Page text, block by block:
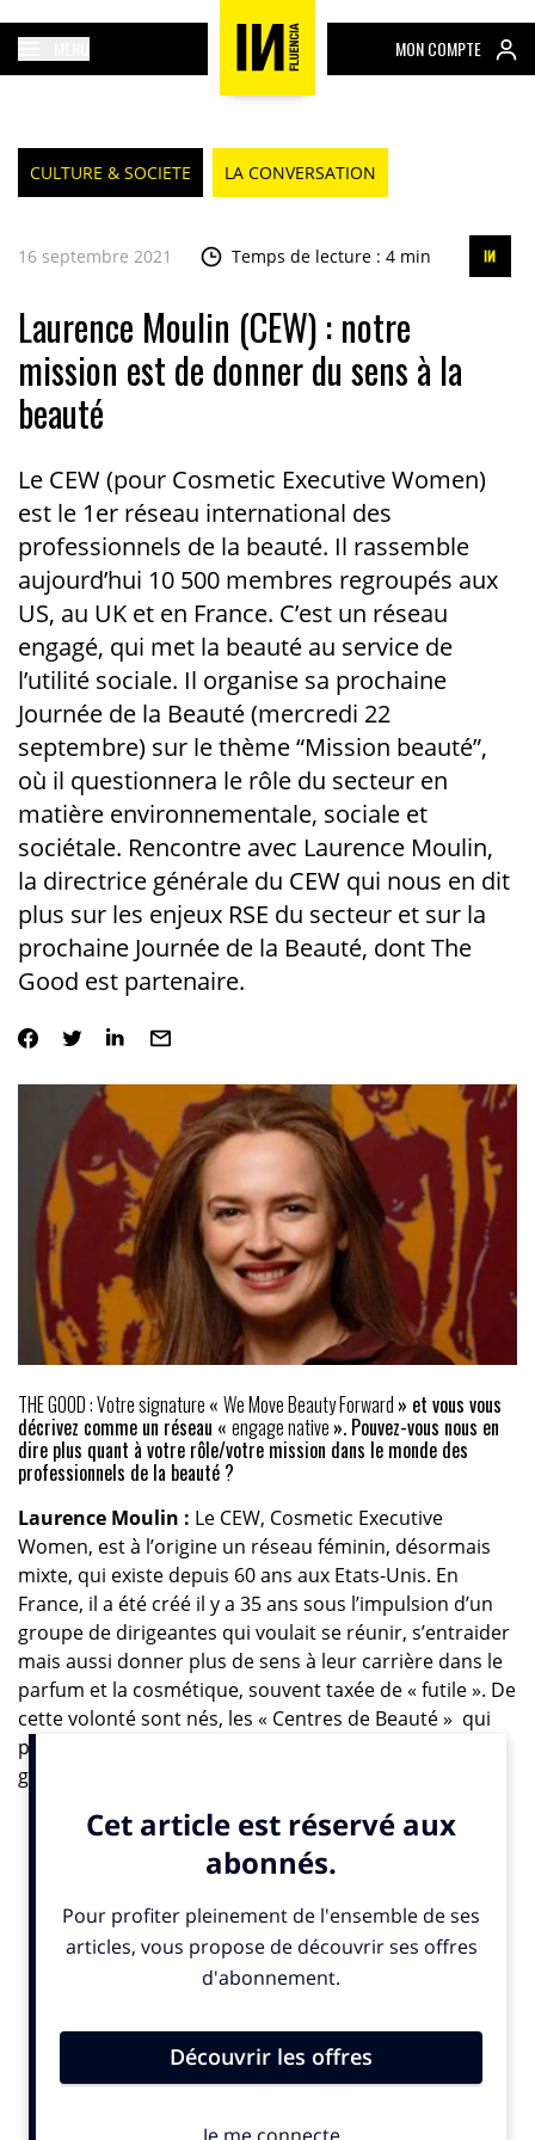
MON COMPTE
CULTURE & SOCIETE LA CONVERSATION
16 septembre 2021 Temps de lecture : 4 min
Laurence Moulin (CEW) : notre
mission est de donner du sens à la
beauté
Le CEW (pour Cosmetic Executive Women)
est le 1er réseau international des
professionnels de la beauté. Il rassemble
aujourd’hui 10 500 membres regroupés aux
US, au UK et en France. C’est un réseau
engagé, qui met la beauté au service de
l’utilité sociale. Il organise sa prochaine
Journée de la Beauté (mercredi 22
septembre) sur le thème “Mission beauté”,
où il questionnera le rôle du secteur en
matière environnementale, sociale et
sociétale. Rencontre avec Laurence Moulin,
la directrice générale du CEW qui nous en dit
plus sur les enjeux RSE du secteur et sur la
prochaine Journée de la Beauté, dont The
Good est partenaire.
THE GOOD : Votre signature « We Move Beauty Forward » et vous vous
décrivez comme un réseau « engage native ». Pouvez-vous nous en
dire plus quant à votre rôle/votre mission dans le monde des
professionnels de la beauté ?
Laurence Moulin : Le CEW, Cosmetic Executive
Women, est à l’origine un réseau féminin, désormais
mixte, qui existe depuis 60 ans aux Etats-Unis. En
France, il a été créé il y a 35 ans sous l’impulsion d’un
groupe de dirigeantes qui voulait se réunir, s’entraider
mais aussi donner plus de sens à leur carrière dans le
parfum et la cosmétique, souvent taxée de « futile ». De
cette volonté sont nés, les « Centres de Beauté » qui
proposent des soins socio-esthétiques individuels
gratuits aux patients hospitalisés. Comme le rappelle
France et des Centres de Beauté, «apporter une offre
bien-être et beauté à l’hôpital, était une démarche
sont plus de 36 000 soins prodigués dans 39
établissements, et plus personne ne doute des
bienfaits majeurs de cet accompagnement.
les mêmes valeurs de partage et de volonté de «
donner du sens à la beauté ». Un pilier caritatif avec les